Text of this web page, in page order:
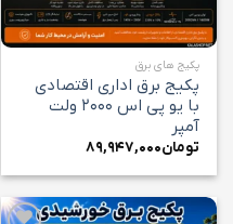
پکیج های برق
پکیج برق اداری اقتصادی
با یو پی اس ۲۰۰۰ ولت
آمپر
تومان۸۹,۹۴۷,۰۰۰